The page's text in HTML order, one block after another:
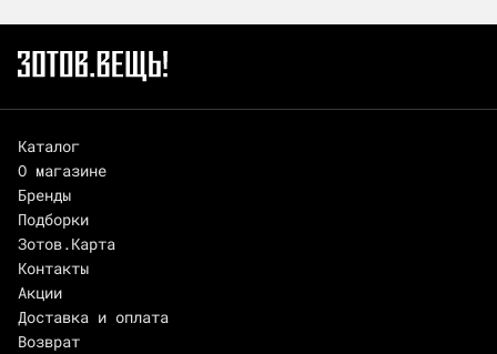
Каталог
О магазине
Бренды
Подборки
Зотов.Карта
Контакты
Акции
Доставка и оплата
Возврат